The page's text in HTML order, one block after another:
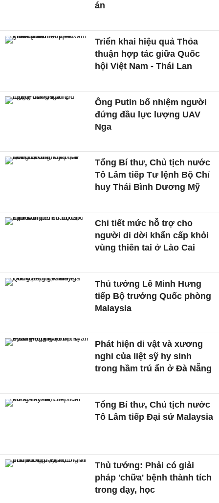
án
Triển khai hiệu quả Thỏa
thuận hợp tác giữa Quốc
hội Việt Nam - Thái Lan
Ông Putin bổ nhiệm người
đứng đầu lực lượng UAV
Nga
Tổng Bí thư, Chủ tịch nước
Tô Lâm tiếp Tư lệnh Bộ Chỉ
huy Thái Bình Dương Mỹ
Chi tiết mức hỗ trợ cho
người di dời khẩn cấp khỏi
vùng thiên tai ở Lào Cai
Thủ tướng Lê Minh Hưng
tiếp Bộ trưởng Quốc phòng
Malaysia
Phát hiện di vật và xương
nghi của liệt sỹ hy sinh
trong hầm trú ẩn ở Đà Nẵng
Tổng Bí thư, Chủ tịch nước
Tô Lâm tiếp Đại sứ Malaysia
Thủ tướng: Phải có giải
pháp 'chữa' bệnh thành tích
trong dạy, học